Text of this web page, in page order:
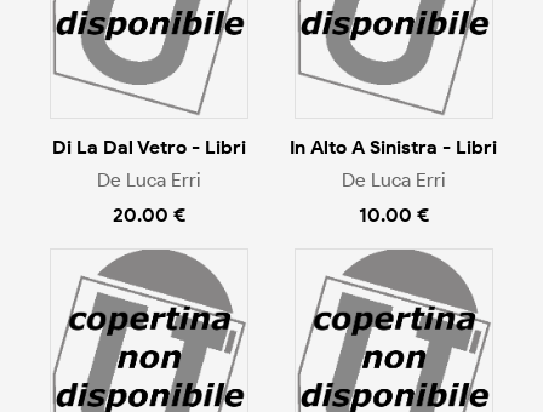
Di La Dal Vetro - Libri
De Luca Erri
20.00 €
In Alto A Sinistra - Libri
De Luca Erri
10.00 €